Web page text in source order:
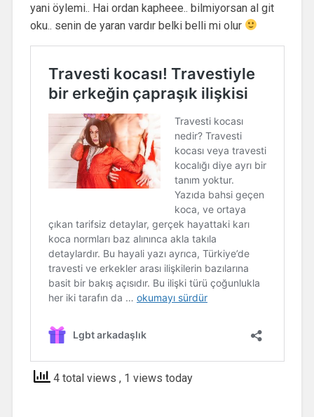
yani öylemi.. Hai ordan kapheee.. bilmiyorsan al git
oku.. senin de yaran vardır belki belli mi olur
4 total views , 1 views today